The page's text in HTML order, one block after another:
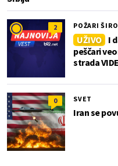
2 POŽARI
UŽIVO
I
peščari
strada
0 SVET
Iran se